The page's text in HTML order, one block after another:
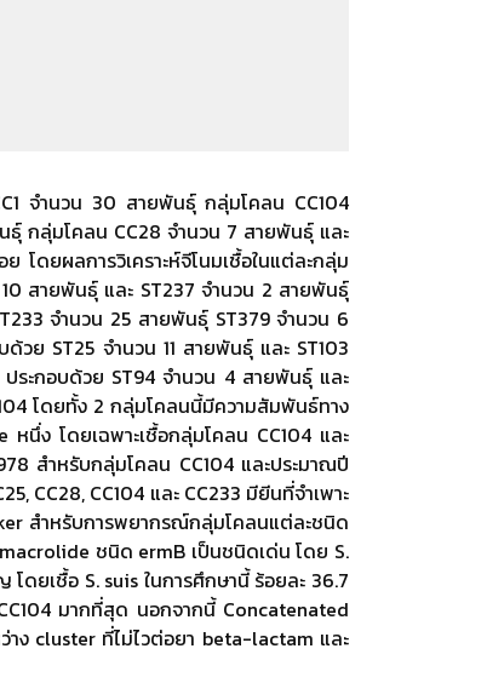
จำนวน 30 สายพันธุ์ กลุ่มโคลน CC104
กลุ่มโคลน CC28 จำนวน 7 สายพันธุ์ และ
ดยผลการวิเคราะห์จีโนมเชื้อในแต่ละกลุ่ม
สายพันธุ์ และ ST237 จำนวน 2 สายพันธุ์
จำนวน 25 สายพันธุ์ ST379 จำนวน 6
วย ST25 จำนวน 11 สายพันธุ์ และ ST103
ะกอบด้วย ST94 จำนวน 4 สายพันธุ์ และ
โดยทั้ง 2 กลุ่มโคลนนี้มีความสัมพันธ์ทาง
นึ่ง โดยเฉพาะเชื้อกลุ่มโคลน CC104 และ
สำหรับกลุ่มโคลน CC104 และประมาณปี
CC28, CC104 และ CC233 มียีนที่จำเพาะ
สำหรับการพยากรณ์กลุ่มโคลนแต่ละชนิด
ชนิด ermB เป็นชนิดเด่น โดย S.
ดยเชื้อ S. suis ในการศึกษานี้ ร้อยละ 36.7
มากที่สุด นอกจากนี้ Concatenated
าง cluster ที่ไม่ไวต่อยา beta-lactam และ